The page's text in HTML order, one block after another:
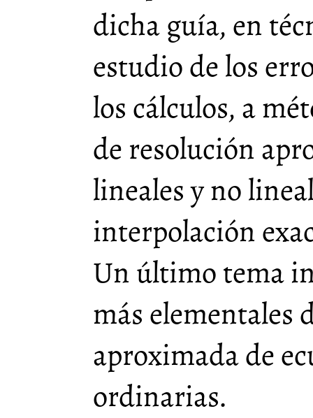
dicha guía, en
estudio de los
los cálculos, a
de resolución
lineales y no
interpolación
Un último tema
más elementales
aproximada de
ordinarias.